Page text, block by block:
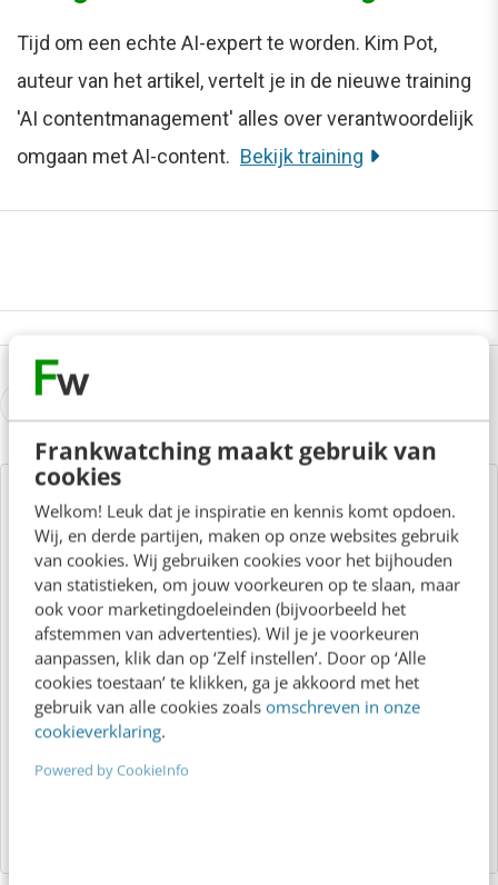
Frankwatching maakt gebruik van
cookies
Welkom! Leuk dat je inspiratie en kennis komt opdoen.
Wij, en derde partijen, maken op onze websites gebruik
van cookies. Wij gebruiken cookies voor het bijhouden
van statistieken, om jouw voorkeuren op te slaan, maar
ook voor marketingdoeleinden (bijvoorbeeld het
afstemmen van advertenties). Wil je je voorkeuren
aanpassen, klik dan op ‘Zelf instellen’. Door op ‘Alle
cookies toestaan’ te klikken, ga je akkoord met het
gebruik van alle cookies zoals omschreven in onze
cookieverklaring.
Powered by CookieInfo
Tijd om een echte AI-expert te worden. Kim Pot,
auteur van het artikel, vertelt je in de nieuwe training
'AI contentmanagement' alles over verantwoordelijk
omgaan met AI-content. Bekijk training
Over de auteur
Redactie Frankwatchingvan
Frankwatching
Dit artikel is geschreven door de
redactie van Frankwatching. Ook
schrijven voor Frankwatching? Hier
lees je er meer over.